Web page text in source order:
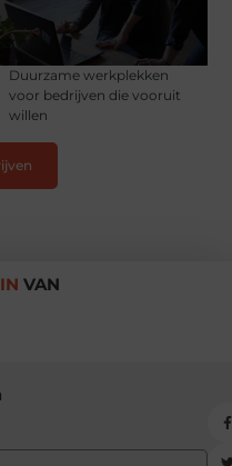
Duurzame werkplekken
voor bedrijven die vooruit
willen
VAN